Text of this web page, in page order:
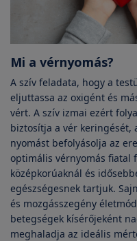
Mi a vérnyomás?
A szív feladata, hogy a
eljuttassa az oxigént és
vért. A szív izmai ezért
biztosítja a vér keringését,
nyomást befolyásolja az
optimális vérnyomás fiatal
középkorúaknál és
egészségesnek tartjuk.
és mozgásszegény
betegségek kísérőjeként
meghaladja az ideális